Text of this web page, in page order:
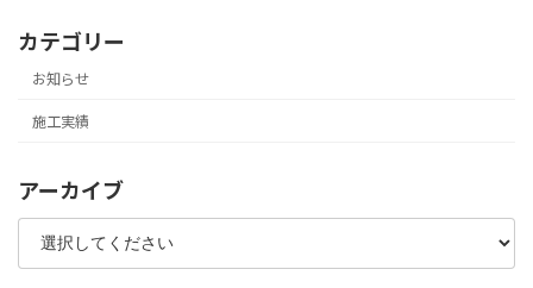
カテゴリー
お知らせ
施工実績
アーカイブ